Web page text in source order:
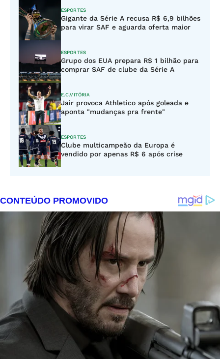
ESPORTES
Gigante da Série A recusa R$ 6,9 bilhões
para virar SAF e aguarda oferta maior
ESPORTES
Grupo dos EUA prepara R$ 1 bilhão para
comprar SAF de clube da Série A
E.C.VITÓRIA
Jair provoca Athletico após goleada e
aponta "mudanças pra frente"
ESPORTES
Clube multicampeão da Europa é
vendido por apenas R$ 6 após crise